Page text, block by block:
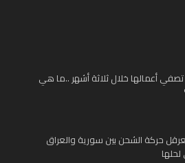
أعمالها خلال ثلاثة أشهر ..ما هي
الشحن بين سورية والعراق